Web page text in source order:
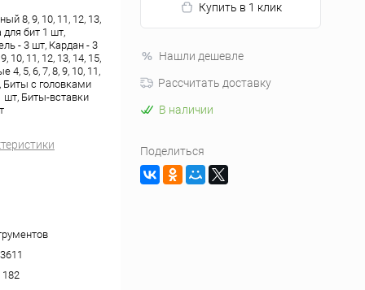
8, 9, 10, 11, 12, 13,
для бит 1 шт,
- 3 шт, Кардан - 3
10, 11, 12, 13, 14, 15,
4, 5, 6, 7, 8, 9, 10, 11,
Биты с головками
шт, Биты-вставки
182
Купить в 1 клик
Нашли дешевле
Рассчитать доставку
В наличии
Поделиться